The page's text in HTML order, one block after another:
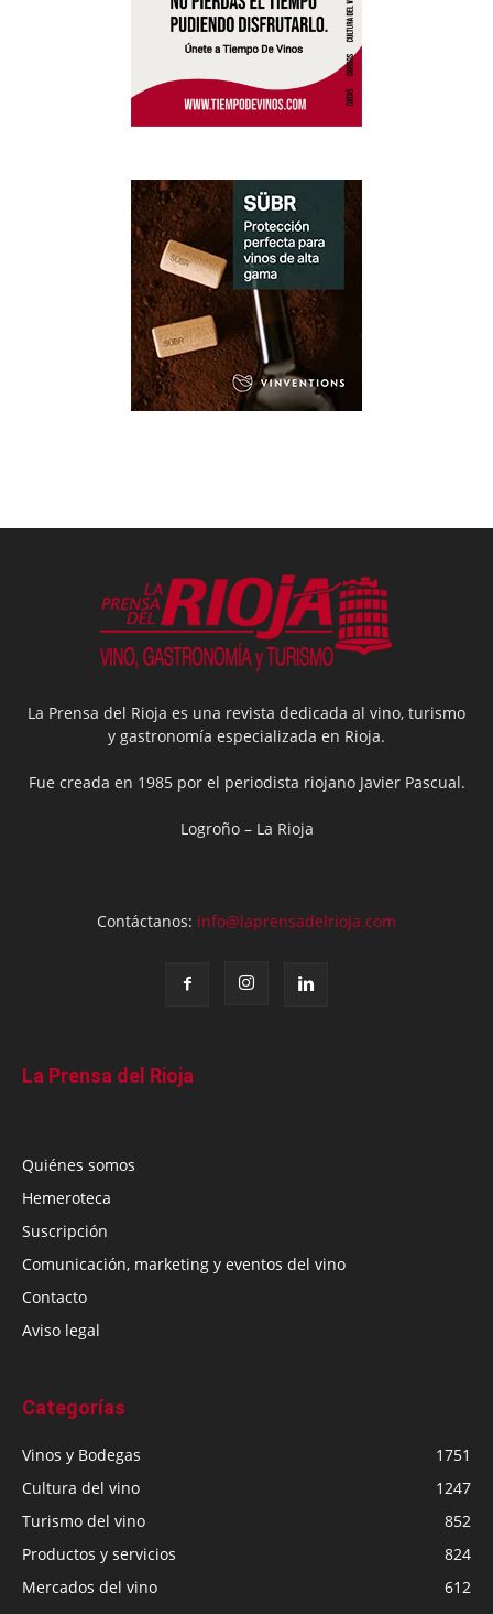
La Prensa del Rioja es una revista dedicada al vino, turismo
y gastronomía especializada en Rioja.
Fue creada en 1985 por el periodista riojano Javier Pascual.
Logroño – La Rioja
Contáctanos: info@laprensadelrioja.com
La Prensa del Rioja
Quiénes somos
Hemeroteca
Suscripción
Comunicación, marketing y eventos del vino
Contacto
Aviso legal
Categorías
Vinos y Bodegas
1751
Cultura del vino
1247
Turismo del vino
852
Productos y servicios
824
Mercados del vino
612